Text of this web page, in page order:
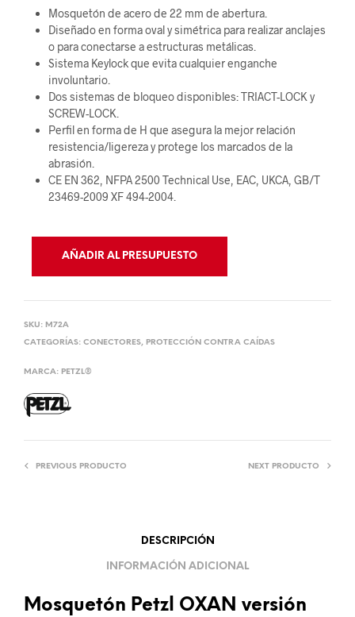
Mosquetón de acero de 22 mm de abertura.
Diseñado en forma oval y simétrica para realizar anclajes
o para conectarse a estructuras metálicas.
Sistema Keylock que evita cualquier enganche
involuntario.
Dos sistemas de bloqueo disponibles: TRIACT-LOCK y
SCREW-LOCK.
Perfil en forma de H que asegura la mejor relación
resistencia/ligereza y protege los marcados de la
abrasión.
CE EN 362, NFPA 2500 Technical Use, EAC, UKCA, GB/T
23469-2009 XF 494-2004.
AÑADIR AL PRESUPUESTO
SKU: M72A
CATEGORÍAS: CONECTORES, PROTECCIÓN CONTRA CAÍDAS
MARCA: PETZL®
PREVIOUS PRODUCTO NEXT PRODUCTO
DESCRIPCIÓN
INFORMACIÓN ADICIONAL
Mosquetón Petzl OXAN versión